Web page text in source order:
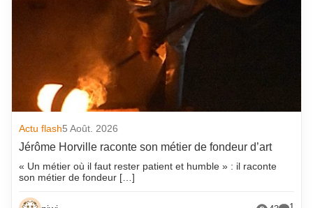
Actu flash5 Août. 2026
Jérôme Horville raconte son métier de fondeur d’art
« Un métier où il faut rester patient et humble » : il raconte
son métier de fondeur […]